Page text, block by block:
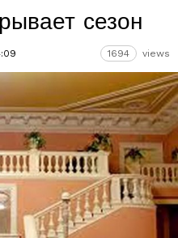
сезон
1694 views